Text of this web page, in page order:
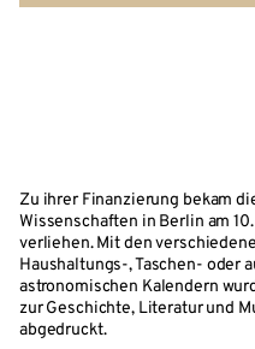
Zu ihrer Finanzierung bekam
Wissenschaften in Berlin am
verliehen. Mit den
Haushaltungs-, Taschen- oder
astronomischen Kalendern
zur Geschichte, Literatur und
abgedruckt.